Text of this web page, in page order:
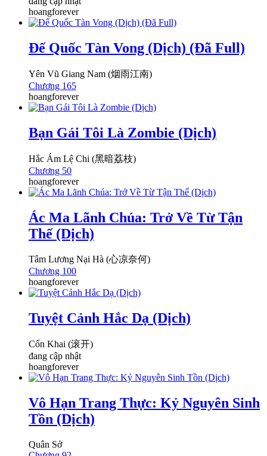
hoangforever
Đế Quốc Tàn Vong (Dịch) (Đã Full)
Yên Vũ Giang Nam (烟雨江南)
Chương 165
hoangforever
Bạn Gái Tôi Là Zombie (Dịch)
Hắc Ám Lệ Chi (黑暗荔枝)
Chương 50
hoangforever
Ác Ma Lãnh Chúa: Trở Về Từ Tận
Thế (Dịch)
Tâm Lương Nại Hà (心凉奈何)
Chương 100
hoangforever
Tuyệt Cảnh Hắc Dạ (Dịch)
Cổn Khai (滚开)
đang cập nhật
hoangforever
Vô Hạn Trang Thực: Kỷ Nguyên Sinh
Tồn (Dịch)
Quân Sở